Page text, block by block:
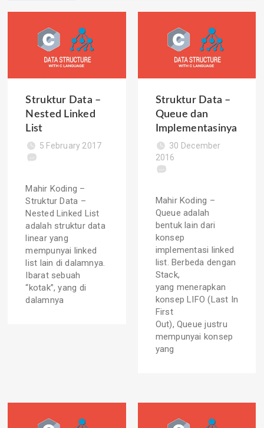
Struktur Data –
Nested Linked
List
5 February 2017
Mahir Koding –
Struktur Data –
Nested Linked List
adalah struktur data
linear yang
mempunyai linked
list lain di dalamnya.
Ibarat sebuah
“kotak”, yang di
dalamnya
Struktur Data –
Queue dan
Implementasinya
30 December
2016
Mahir Koding –
Queue adalah
bentuk lain dari
konsep
implementasi linked
list. Berbeda dengan
Stack,
yang menerapkan
konsep LIFO (Last In
First
Out), Queue justru
mempunyai konsep
yang